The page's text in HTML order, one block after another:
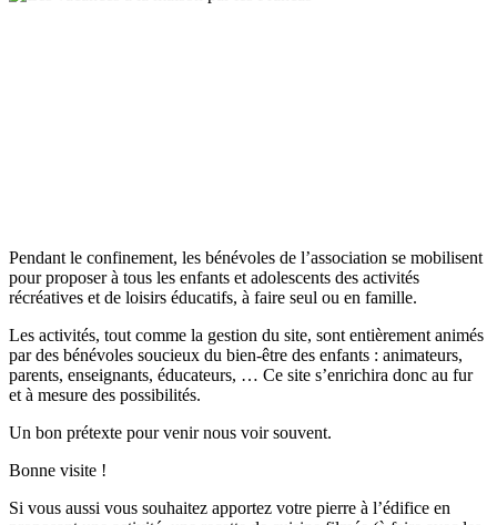
Pendant le confinement, les bénévoles de l’association se mobilisent
pour proposer à tous les enfants et adolescents des activités
récréatives et de loisirs éducatifs, à faire seul ou en famille.
Les activités, tout comme la gestion du site, sont entièrement animés
par des bénévoles soucieux du bien-être des enfants : animateurs,
parents, enseignants, éducateurs, … Ce site s’enrichira donc au fur
et à mesure des possibilités.
Un bon prétexte pour venir nous voir souvent.
Bonne visite !
Si vous aussi vous souhaitez apportez votre pierre à l’édifice en